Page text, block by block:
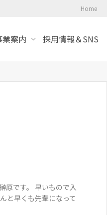
Home
業案内 採用情報＆SNS
です。 早いもので入
と早くも先輩になって